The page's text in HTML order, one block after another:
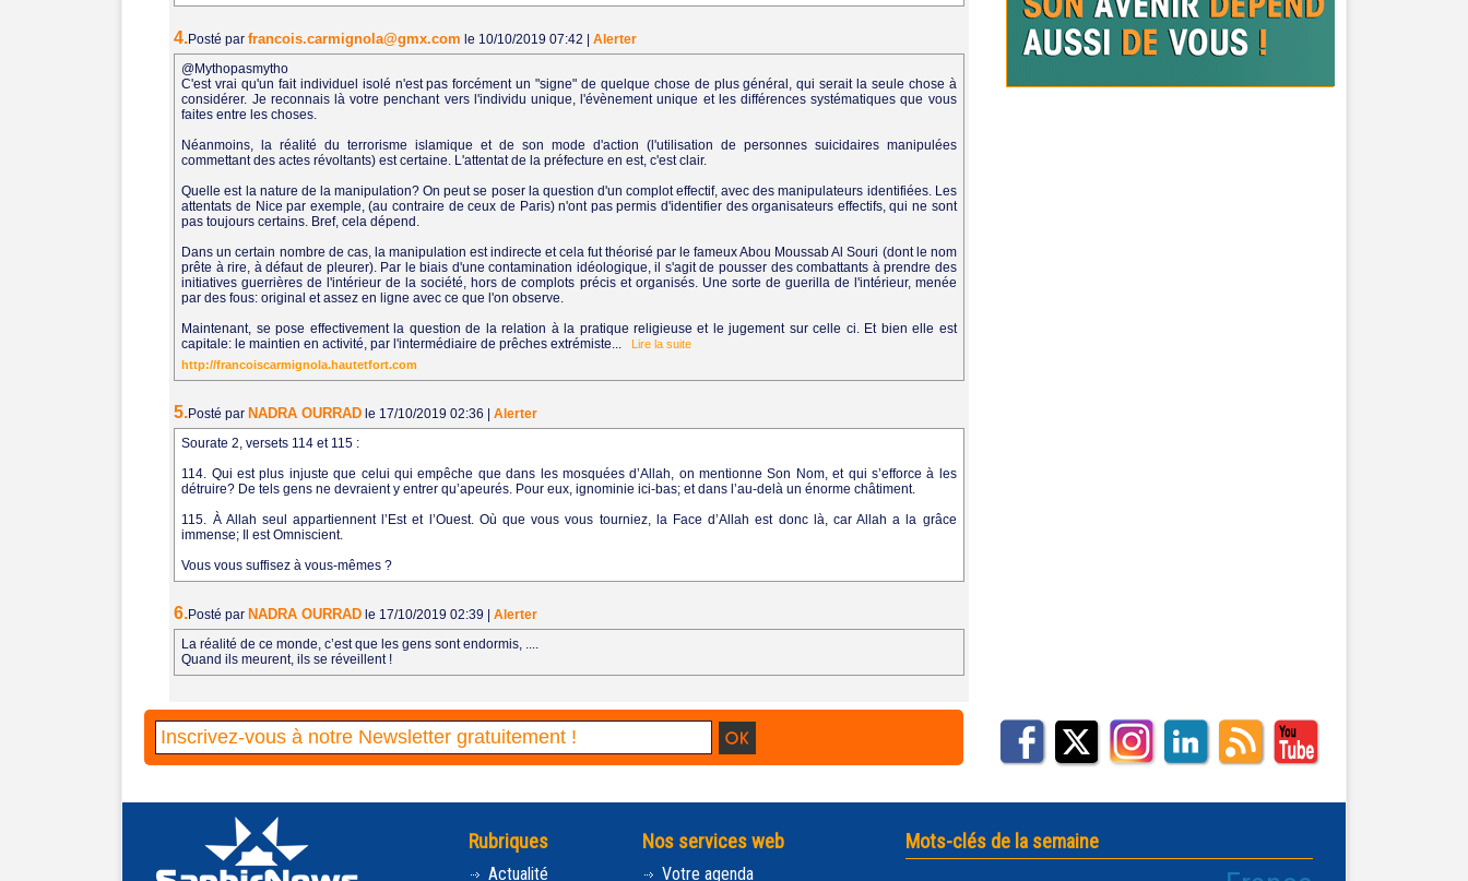
4.Posté par francois.carmignola@gmx.com le 10/10/2019 07:42
Alerter
@Mythopasmytho
C'est vrai qu'un fait individuel isolé n'est pas forcément un "signe" de quelque chose de plus général, qui serait la seule chose à
considérer. Je reconnais là votre penchant vers l'individu unique, l'évènement unique et les différences systématiques que vous
faites entre les choses.
Néanmoins, la réalité du terrorisme islamique et de son mode d'action (l'utilisation de personnes suicidaires manipulées
commettant des actes révoltants) est certaine. L'attentat de la préfecture en est, c'est clair.
Quelle est la nature de la manipulation? On peut se poser la question d'un complot effectif, avec des manipulateurs identifiées. Les
attentats de Nice par exemple, (au contraire de ceux de Paris) n'ont pas permis d'identifier des organisateurs effectifs, qui ne sont
pas toujours certains. Bref, cela dépend.
Dans un certain nombre de cas, la manipulation est indirecte et cela fut théorisé par le fameux Abou Moussab Al Souri (dont le nom
prête à rire, à défaut de pleurer). Par le biais d'une contamination idéologique, il s'agit de pousser des combattants à prendre des
initiatives guerrières de l'intérieur de la société, hors de complots précis et organisés. Une sorte de guerilla de l'intérieur, menée
par des fous: original et assez en ligne avec ce que l'on observe.
Maintenant, se pose effectivement la question de la relation à la pratique religieuse et le jugement sur celle ci. Et bien elle est
capitale: le maintien en activité, par l'intermédiaire de prêches extrémiste...
Lire la suite
http://francoiscarmignola.hautetfort.com
5.Posté par NADRA OURRAD le 17/10/2019 02:36
Alerter
Sourate 2, versets 114 et 115 :
114. Qui est plus injuste que celui qui empêche que dans les mosquées d’Allah, on mentionne Son Nom, et qui s’efforce à les
détruire? De tels gens ne devraient y entrer qu’apeurés. Pour eux, ignominie ici-bas; et dans l’au-delà un énorme châtiment.
115. À Allah seul appartiennent l’Est et l’Ouest. Où que vous vous tourniez, la Face d’Allah est donc là, car Allah a la grâce
immense; Il est Omniscient.
Vous vous suffisez à vous-mêmes ?
6.Posté par NADRA OURRAD le 17/10/2019 02:39
Alerter
La réalité de ce monde, c’est que les gens sont endormis, ....
Quand ils meurent, ils se réveillent !
Rubriques
Actualité
Nos services web
Votre agenda
Mots-clés de la semaine